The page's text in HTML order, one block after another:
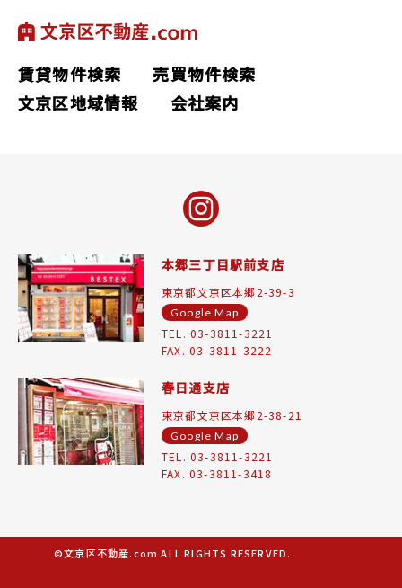
賃貸物件検索
売買物件検索
文京区地域情報
会社案内
本郷三丁目駅前支店
東京都文京区本郷2-39-3
Google Map
TEL. 03-3811-3221
FAX. 03-3811-3222
春日通支店
東京都文京区本郷2-38-21
Google Map
TEL. 03-3811-3221
FAX. 03-3811-3418
©文京区不動産.com ALL RIGHTS RESERVED.